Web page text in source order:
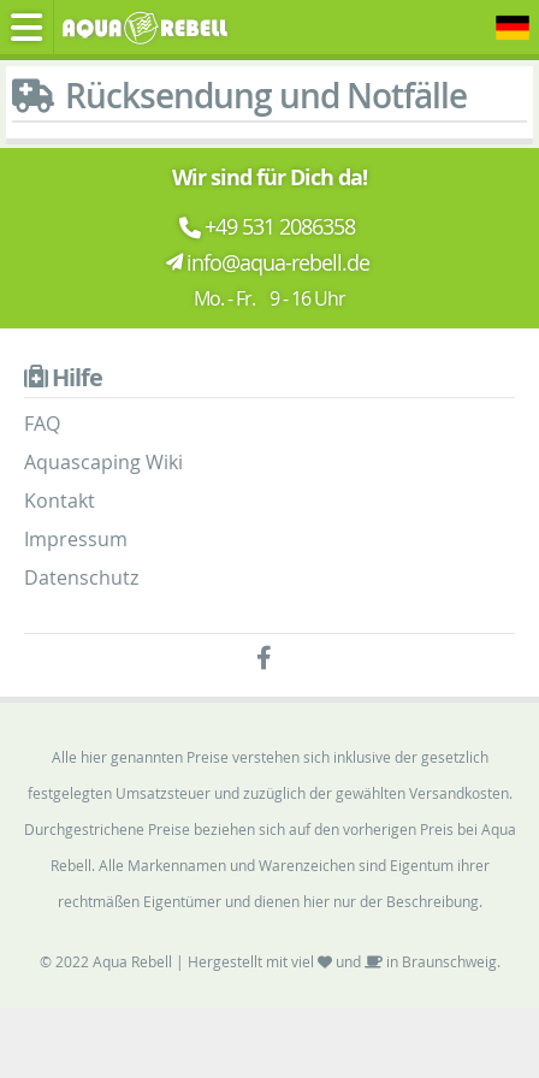
Rücksendung und Notfälle
Wir sind für Dich da!
+49 531 2086358
info@aqua-rebell.de
Mo. - Fr. 9 - 16 Uhr
Hilfe
FAQ
Aquascaping Wiki
Kontakt
Impressum
Datenschutz
Alle hier genannten Preise verstehen sich inklusive der gesetzlich
festgelegten Umsatzsteuer und zuzüglich der gewählten Versandkosten.
Durchgestrichene Preise beziehen sich auf den vorherigen Preis bei Aqua
Rebell. Alle Markennamen und Warenzeichen sind Eigentum ihrer
rechtmäßen Eigentümer und dienen hier nur der Beschreibung.
© 2022 Aqua Rebell | Hergestellt mit viel und in Braunschweig.